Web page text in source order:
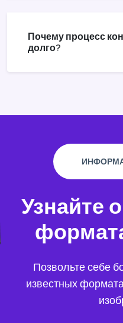
Почему процесс
долго?
Узнайте
Позвольте себе
известных